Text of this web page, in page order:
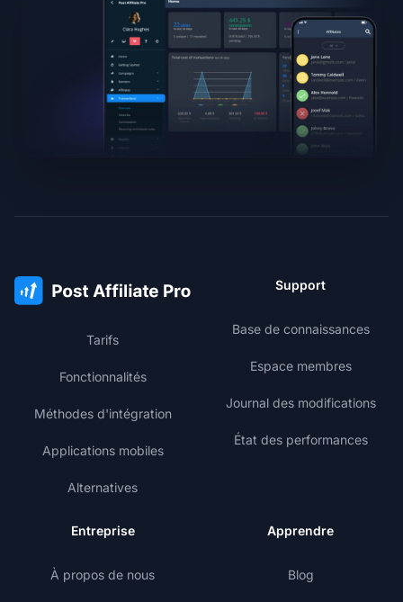
Tarifs
Fonctionnalités
Méthodes d'intégration
Applications mobiles
Alternatives
Support
Base de connaissances
Espace membres
Journal des modifications
État des performances
Entreprise
À propos de nous
Apprendre
Blog